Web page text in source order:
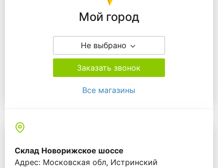
Мой город
Не выбрано
Заказать звонок
Все магазины
Склад Новорижское шоссе
Адрес: Московская обл, Истринский